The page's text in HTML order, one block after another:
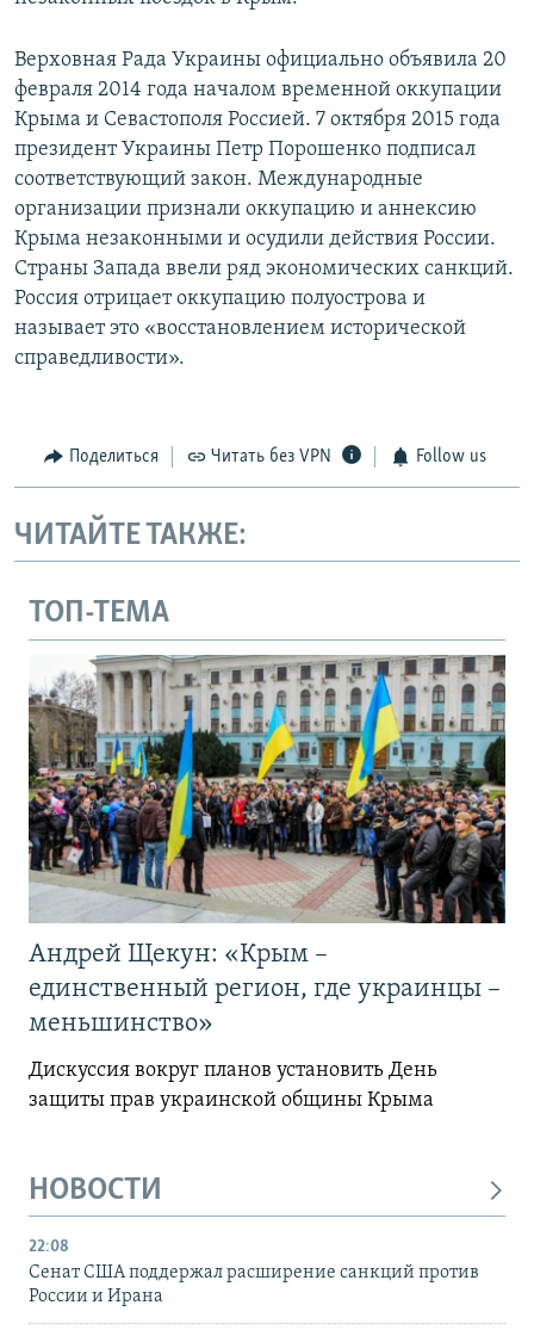
Верховная Рада Украины официально объявила 20
февраля 2014 года началом временной оккупации
Крыма и Севастополя Россией. 7 октября 2015 года
президент Украины Петр Порошенко подписал
соответствующий закон. Международные
организации признали оккупацию и аннексию
Крыма незаконными и осудили действия России.
Страны Запада ввели ряд экономических санкций.
Россия отрицает оккупацию полуострова и
называет это «восстановлением исторической
справедливости».
Поделиться Читать без VPN Follow us
ЧИТАЙТЕ ТАКЖЕ:
ТОП-ТЕМА
Андрей Щекун: «Крым –
единственный регион, где украинцы –
меньшинство»
Дискуссия вокруг планов установить День
защиты прав украинской общины Крыма
НОВОСТИ
22:08
Сенат США поддержал расширение санкций против
России и Ирана